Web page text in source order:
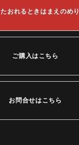
たおれるときはまえのめり
ご購入はこちら
お問合せはこちら